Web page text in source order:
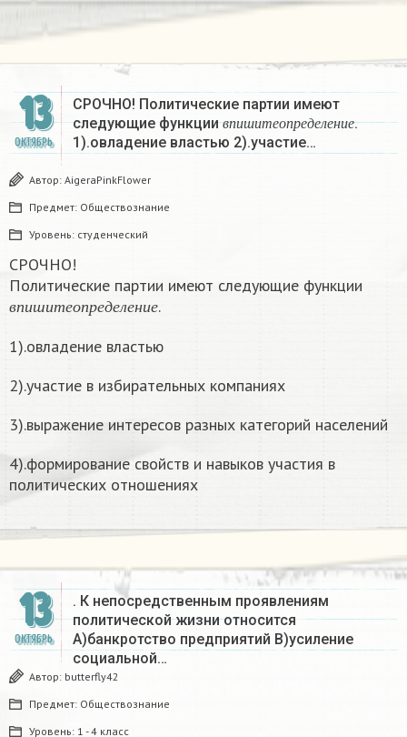
13
ОКТЯБРЬ
СРОЧНО! Политические партии имеют
следующие функции в п и ш и т е о пр е д ел е н и е
вп ишите опред
.
1).овладение властью 2).участие…
Автор: AigeraPinkFlower
Предмет: Обществознание
Уровень: студенческий
СРОЧНО!
Политические партии имеют следующие функции
в п и ш и т е о п р е д ел е н и е
впишитеопр еделе ние
.
1).овладение властью
2).участие в избирательных компаниях
3).выражение интересов разных категорий населений
4).формирование свойств и навыков участия в
политических отношениях
13
ОКТЯБРЬ
. К непосредственным проявлениям
политической жизни относится
A)банкротство предприятий B)усиление
социальной…
Автор: butterfly42
Предмет: Обществознание
Уровень: 1 - 4 класс